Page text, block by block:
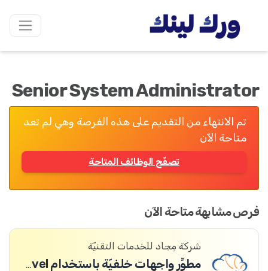
Senior System Administrator
تم الانتهاء من التقديم على هذه الفرصة وهي لم تعد
متاحة الآن
تصفّح الوظائف المتاحة
فرص مشابهة متاحة الآن
شركة مِجاد للخدمات التقنيّة
مطوِّر واجهات خلفيّة باستخدام Laravel